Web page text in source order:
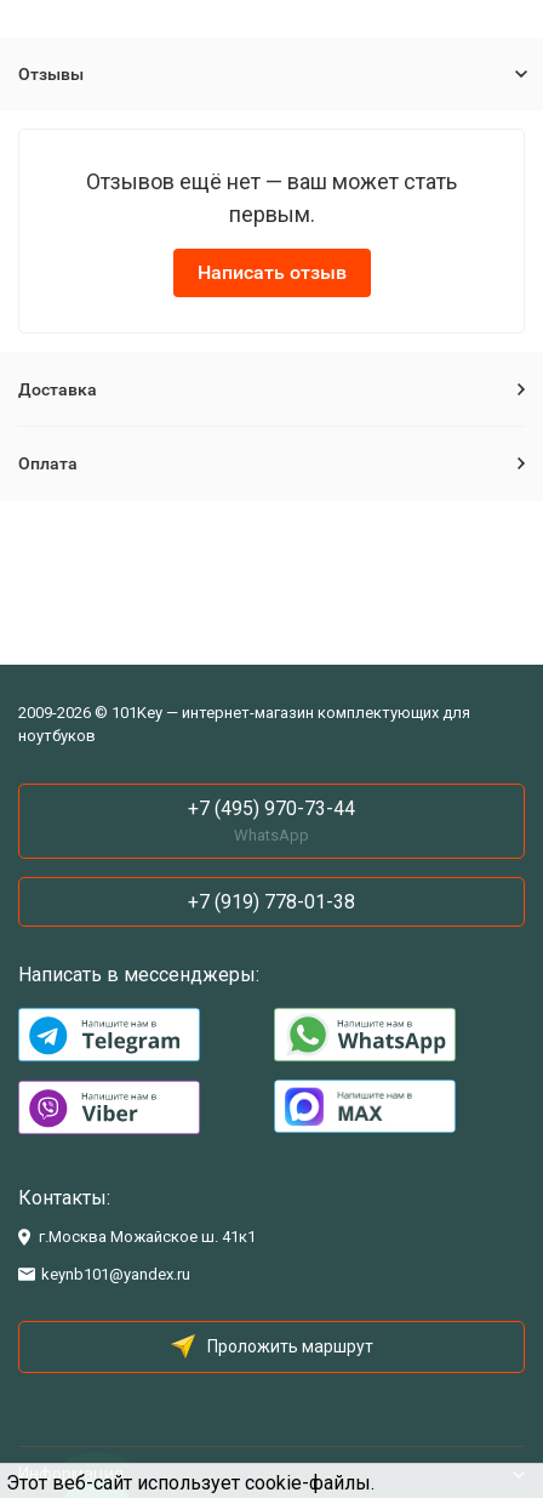
Этот веб-сайт использует cookie-файлы.
Отзывы
Отзывов ещё нет — ваш может стать
первым.
Написать отзыв
Доставка
Оплата
2009-2026 © 101Key — интернет-магазин комплектующих для
ноутбуков
+7 (495) 970-73-44
WhatsApp
+7 (919) 778-01-38
Написать в мессенджеры:
Контакты:
г.Москва Можайское ш. 41к1
keynb101@yandex.ru
Проложить маршрут
Информация